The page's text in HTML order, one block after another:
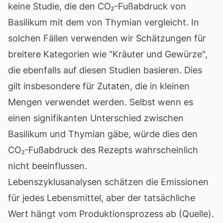
keine Studie, die den CO₂-Fußabdruck von
Basilikum mit dem von Thymian vergleicht. In
solchen Fällen verwenden wir Schätzungen für
breitere Kategorien wie "Kräuter und Gewürze",
die ebenfalls auf diesen Studien basieren. Dies
gilt insbesondere für Zutaten, die in kleinen
Mengen verwendet werden. Selbst wenn es
einen signifikanten Unterschied zwischen
Basilikum und Thymian gäbe, würde dies den
CO₂-Fußabdruck des Rezepts wahrscheinlich
nicht beeinflussen.
Lebenszyklusanalysen schätzen die Emissionen
für jedes Lebensmittel, aber der tatsächliche
Wert hängt vom Produktionsprozess ab (Quelle).